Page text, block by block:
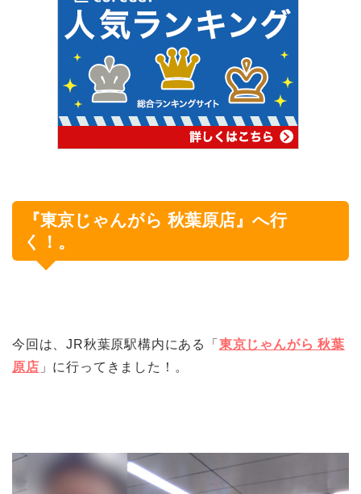
『東京じゃんがら 秋葉原店』へ行
く！。
今回は、JR秋葉原駅構内にある「 東京じゃんがら 秋葉
原店 」に行ってきました！。